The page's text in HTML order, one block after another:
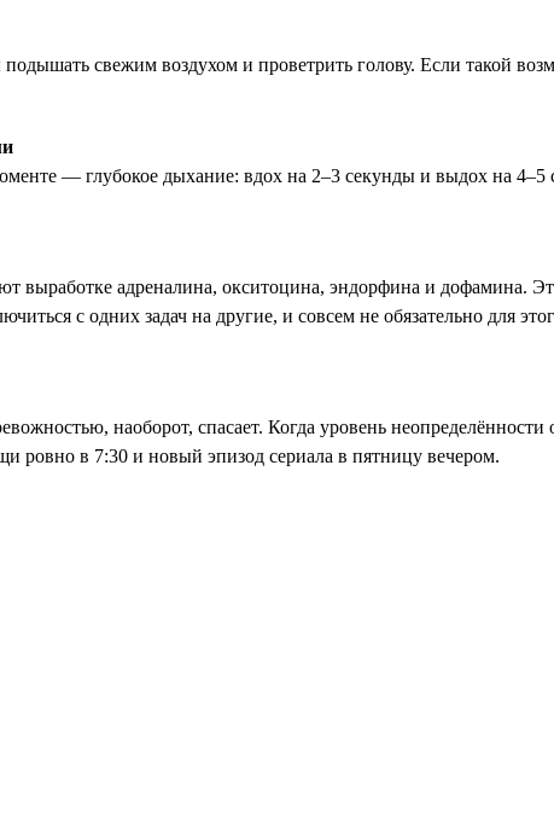
свежим воздухом и проветрить голову. Если такой
— глубокое дыхание: вдох на 2–3 секунды и выдох на
выработке адреналина, окситоцина, эндорфина и дофамина.
с одних задач на другие, и совсем не обязательно для
наоборот, спасает. Когда уровень
ровно в 7:30 и новый эпизод сериала в пятницу вечером.